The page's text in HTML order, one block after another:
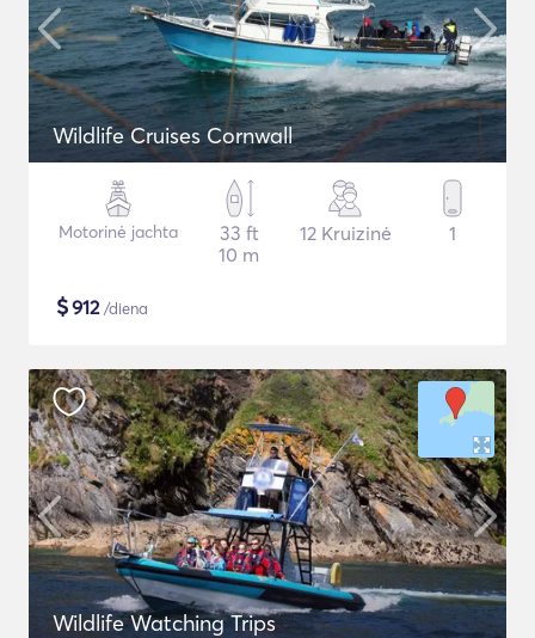
Wildlife Cruises Cornwall
Motorinė jachta
33 ft
10 m
12 Kruizinė 1
$912/diena
Wildlife Watching Trips